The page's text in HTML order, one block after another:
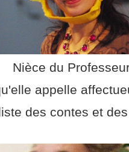
Nièce du
appelle
des contes et